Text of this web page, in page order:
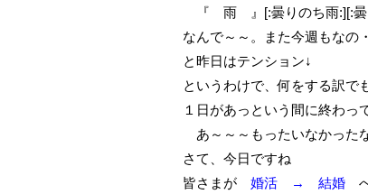
『 雨 』[:曇りのち雨:][:曇
なんで～～。また今週もなの
と昨日はテンション↓
というわけで、何をする訳で
１日があっという間に終わっ
あ～～～もったいなかった
さて、今日ですね
皆さまが 婚活 → 結婚